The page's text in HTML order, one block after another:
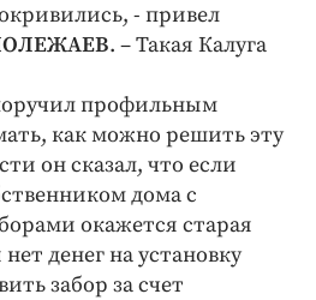
- привел
. – Такая Калуга
профильным
как можно решить эту
он сказал, что если
дома с
окажется старая
денег на установку
забор за счет